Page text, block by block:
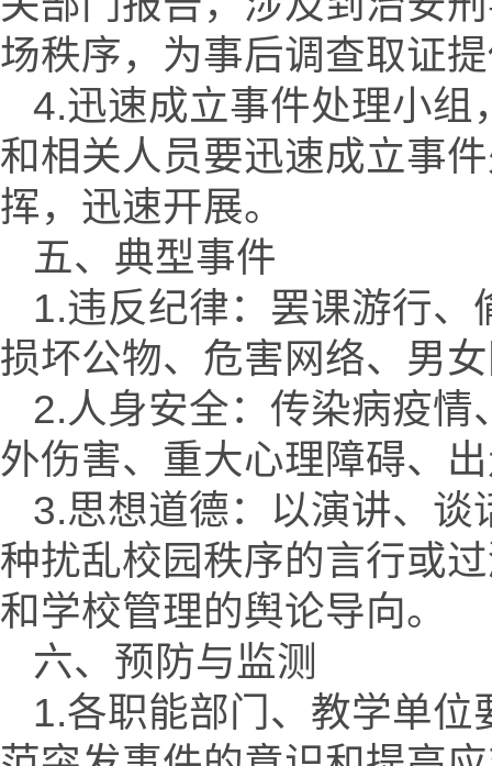
场秩序，为事后调查取证
4.迅速成立事件处理小
和相关人员要迅速成立事
挥，迅速开展。
五、典型事件
1.违反纪律：罢课游行
损坏公物、危害网络、男
2.人身安全：传染病疫
外伤害、重大心理障碍、
3.思想道德：以演讲、
种扰乱校园秩序的言行或
和学校管理的舆论导向。
六、预防与监测
1.各职能部门、教学单